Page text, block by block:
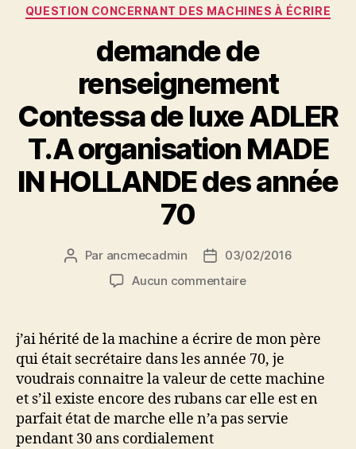
QUESTION CONCERNANT DES MACHINES À ÉCRIRE
demande de
renseignement
Contessa de luxe ADLER
T.A organisation MADE
IN HOLLANDE des année
70
Auteur
Par ancmecadmin
Date03/02/2016
Aucun commentairesur
renseignement
Contessa
de
luxe
ADLER
T.A
j’ai hérité de la machine a écrire de mon père
qui était secrétaire dans les année 70, je
voudrais connaitre la valeur de cette machine
et s’il existe encore des rubans car elle est en
parfait état de marche elle n’a pas servie
pendant 30 ans cordialement